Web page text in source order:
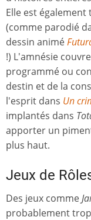
Elle est
(comme parodié
dessin animé
!) L'amnésie
programmé ou
destin et de la
l'esprit dans Un
implantés dans
apporter un
plus haut.
Jeux de
Des jeux comme
probablement